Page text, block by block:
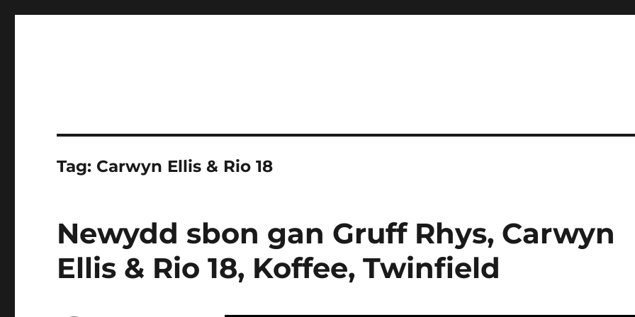
Tag: Carwyn Ellis & Rio 18
Newydd sbon gan Gruff Rhys, Carwyn
Ellis & Rio 18, Koffee, Twinfield